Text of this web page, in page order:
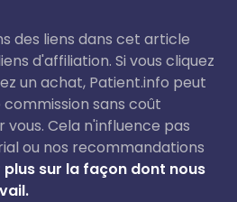
des liens dans cet article
d'affiliation. Si vous cliquez
un achat, Patient.info peut
sans coût
Cela n'influence pas
ou nos recommandations
plus sur la façon dont nous